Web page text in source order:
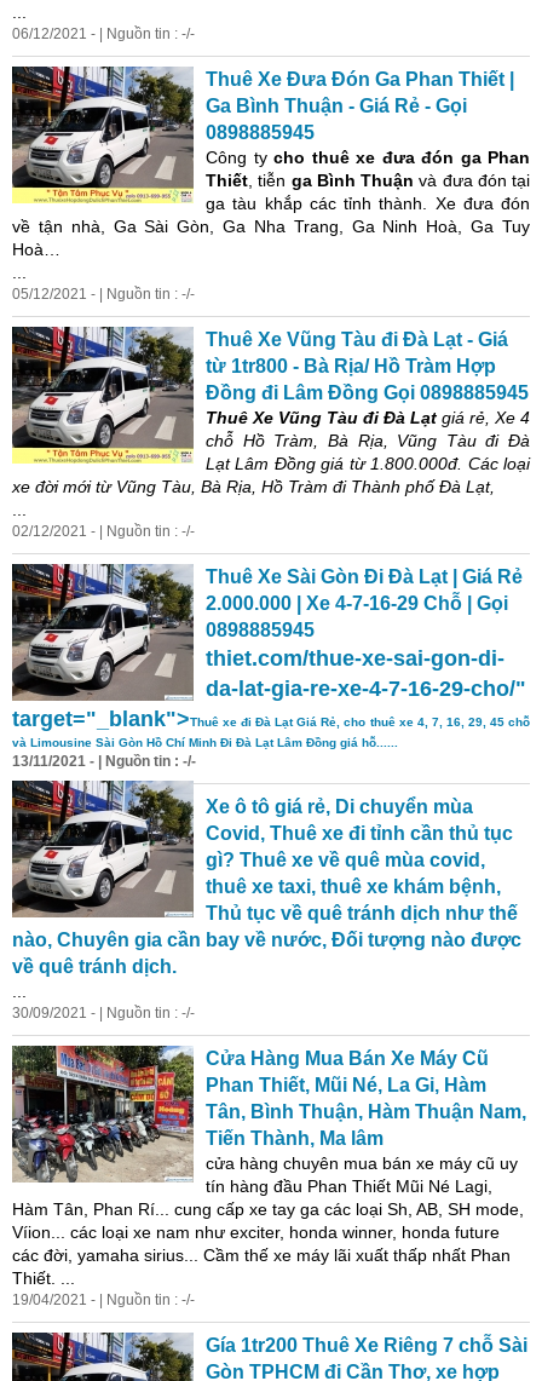
06/12/2021 - | Nguồn tin : -/-
Thuê Xe Đưa Đón Ga Phan Thiết |
Ga Bình Thuận - Giá Rẻ - Gọi
0898885945
Công ty cho thuê xe đưa đón ga Phan
Thiết , tiễn ga Bình Thuận và đưa đón tại
ga tàu khắp các tỉnh thành. Xe đưa đón
về tận nhà, Ga Sài Gòn, Ga Nha Trang, Ga Ninh Hoà, Ga Tuy
Hoà…
05/12/2021 - | Nguồn tin : -/-
Thuê Xe Vũng Tàu đi Đà Lạt - Giá
từ 1tr800 - Bà Rịa/ Hồ Tràm Hợp
Đồng đi Lâm Đồng Gọi 0898885945
Thuê Xe Vũng Tàu đi Đà Lạt giá rẻ, Xe 4
chỗ Hồ Tràm, Bà Rịa, Vũng Tàu đi Đà
Lạt Lâm Đồng giá từ 1.800.000đ. Các loại
xe đời mới từ Vũng Tàu, Bà Rịa, Hồ Tràm đi Thành phố Đà Lạt,
02/12/2021 - | Nguồn tin : -/-
Thuê Xe Sài Gòn Đi Đà Lạt | Giá Rẻ
2.000.000 | Xe 4-7-16-29 Chỗ | Gọi
0898885945
thiet.com/thue-xe-sai-gon-di-
da-lat-gia-re-xe-4-7-16-29-cho/"
target="_blank">Thuê xe đi Đà Lạt Giá Rẻ, cho thuê xe 4, 7, 16, 29, 45 chỗ
và Limousine Sài Gòn Hồ Chí Minh Đi Đà Lạt Lâm Đồng giá hỗ......
13/11/2021 - | Nguồn tin : -/-
Xe ô tô giá rẻ, Di chuyển mùa
Covid, Thuê xe đi tỉnh cần thủ tục
gì? Thuê xe về quê mùa covid,
thuê xe taxi, thuê xe khám bệnh,
Thủ tục về quê tránh dịch như thế
nào, Chuyên gia cần bay về nước, Đối tượng nào được
về quê tránh dịch.
30/09/2021 - | Nguồn tin : -/-
Cửa Hàng Mua Bán Xe Máy Cũ
Phan Thiết, Mũi Né, La Gi, Hàm
Tân, Bình Thuận, Hàm Thuận Nam,
Tiến Thành, Ma lâm
cửa hàng chuyên mua bán xe máy cũ uy
tín hàng đầu Phan Thiết Mũi Né Lagi,
Hàm Tân, Phan Rí... cung cấp xe tay ga các loại Sh, AB, SH mode,
Víion... các loại xe nam như exciter, honda winner, honda future
các đời, yamaha sirius... Cầm thế xe máy lãi xuất thấp nhất Phan
Thiết. ...
19/04/2021 - | Nguồn tin : -/-
Gía 1tr200 Thuê Xe Riêng 7 chỗ Sài
Gòn TPHCM đi Cần Thơ, xe hợp